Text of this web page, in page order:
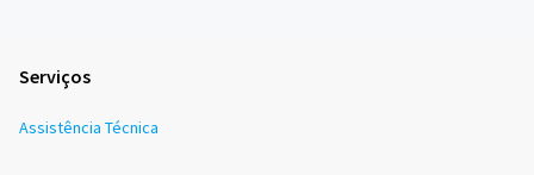
Serviços
Assistência Técnica